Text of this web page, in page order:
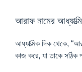
আরাফ নামের
আধ্যাত্মিক দিক থেকে,
কাজ করে, যা তাকে সঠিক